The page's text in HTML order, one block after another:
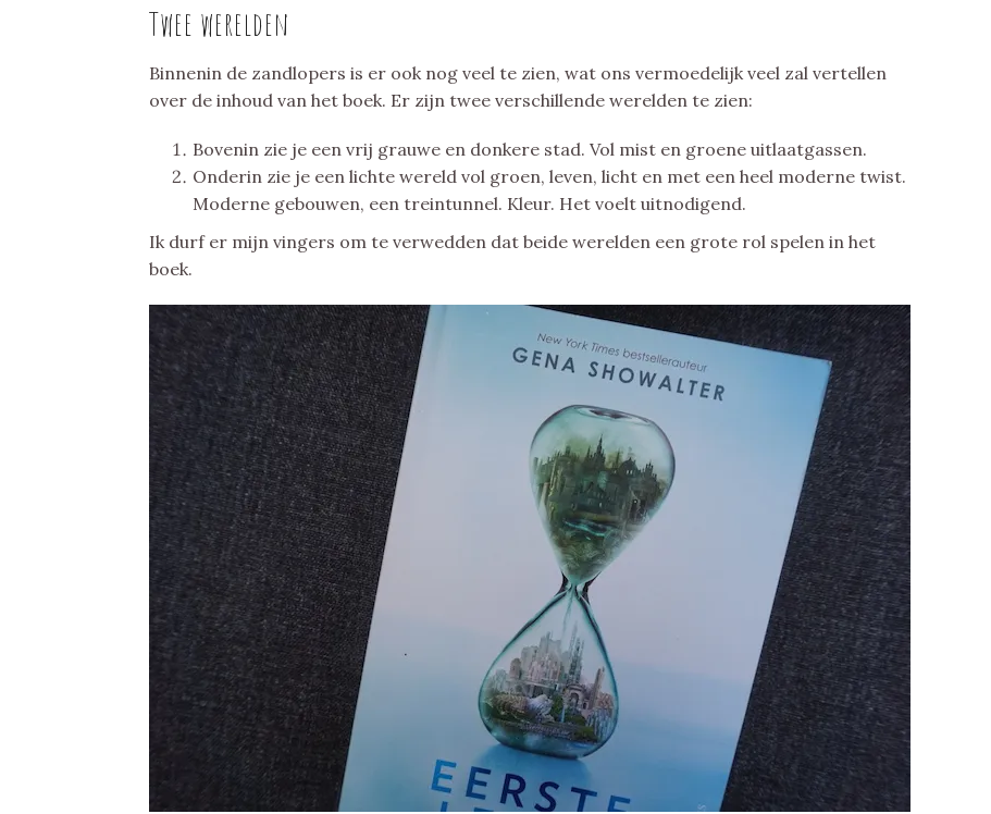
Twee werelden
Binnenin de zandlopers is er ook nog veel te zien, wat ons vermoedelijk veel zal vertellen
over de inhoud van het boek. Er zijn twee verschillende werelden te zien:
Bovenin zie je een vrij grauwe en donkere stad. Vol mist en groene uitlaatgassen.
Onderin zie je een lichte wereld vol groen, leven, licht en met een heel moderne twist.
Moderne gebouwen, een treintunnel. Kleur. Het voelt uitnodigend.
Ik durf er mijn vingers om te verwedden dat beide werelden een grote rol spelen in het
boek.